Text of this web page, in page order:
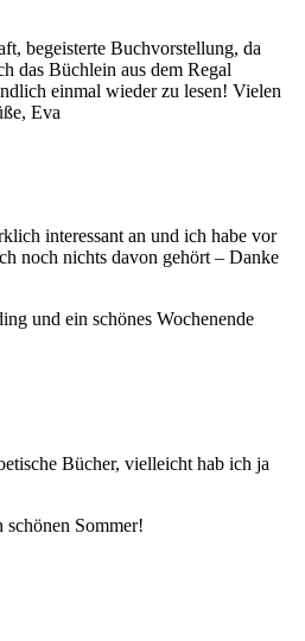
begeisterte Buchvorstellung, da
das Büchlein aus dem Regal
einmal wieder zu lesen! Vielen
Eva
interessant an und ich habe vor
noch nichts davon gehört – Danke
und ein schönes Wochenende
Bücher, vielleicht hab ich ja
Sommer!